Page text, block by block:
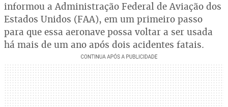
informou a Administração Federal de Aviação dos
Estados Unidos (FAA), em um primeiro passo
para que essa aeronave possa voltar a ser usada
há mais de um ano após dois acidentes fatais.